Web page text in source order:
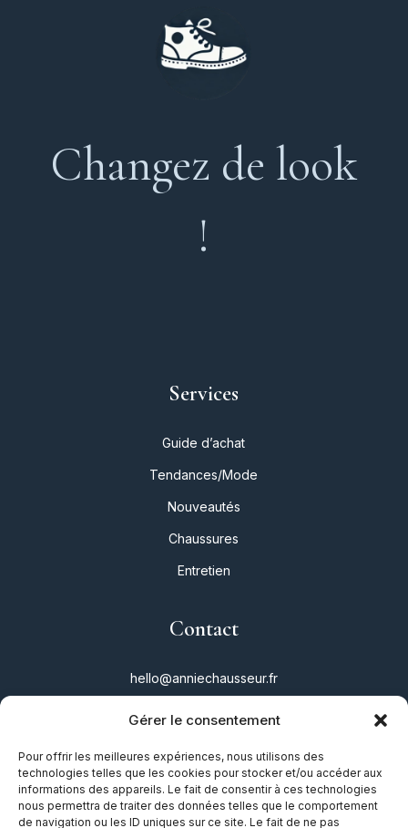
Gérer le consentement
Pour offrir les meilleures expériences, nous utilisons des
technologies telles que les cookies pour stocker et/ou accéder aux
informations des appareils. Le fait de consentir à ces technologies
nous permettra de traiter des données telles que le comportement
de navigation ou les ID uniques sur ce site. Le fait de ne pas
Changez de look
!
Services
Guide d’achat
Tendances/Mode
Nouveautés
Chaussures
Entretien
Contact
hello@anniechausseur.fr
Instagram
Twitter